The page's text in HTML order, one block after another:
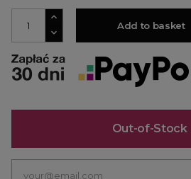
Add to basket
Out-of-Stock